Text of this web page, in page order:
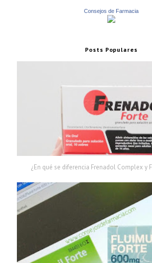
Consejos de Farmacia
Posts Populares
¿En qué se diferencia Frenadol Complex y